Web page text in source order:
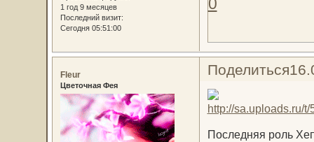
1 год 9 месяцев
Последний визит:
Сегодня 05:51:00
Поделиться
Fleur
Цветочная Фея
Последняя роль